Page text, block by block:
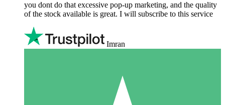
you dont do that excessive pop-up marketing, and the quality
of the stock available is great. I will subscribe to this service
Imran